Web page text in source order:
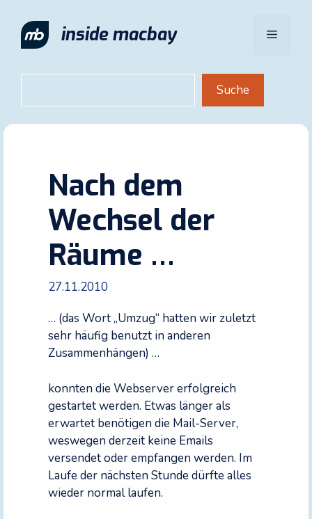
Inhalt
springen
inside macbay Menü
Suche
Nach dem
Wechsel der
Räume …
27.11.2010
… (das Wort „Umzug“ hatten wir zuletzt
sehr häufig benutzt in anderen
Zusammenhängen) …
konnten die Webserver erfolgreich
gestartet werden. Etwas länger als
erwartet benötigen die Mail-Server,
weswegen derzeit keine Emails
versendet oder empfangen werden. Im
Laufe der nächsten Stunde dürfte alles
wieder normal laufen.